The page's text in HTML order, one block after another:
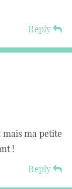
Reply
mais ma petite
!
Reply